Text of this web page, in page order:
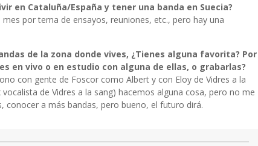
en Cataluña/España y tener una banda en Suecia?
por tema de ensayos, reuniones, etc., pero hay una
de la zona donde vives, ¿Tienes alguna favorita? Por
en vivo o en estudio con alguna de ellas, o grabarlas?
con gente de Foscor como Albert y con Eloy de Vidres a la
de Vidres a la sang) hacemos alguna cosa, pero no me
a más bandas, pero bueno, el futuro dirá.